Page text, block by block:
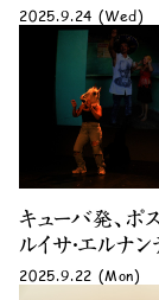
2025.9.24 (Wed)
キューバ発、ポ
ルイサ・エルナ
2025.9.22 (Mon)